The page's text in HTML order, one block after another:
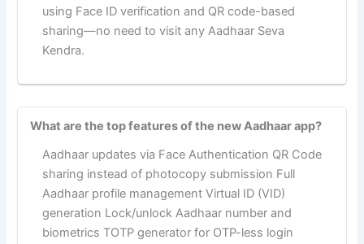
using Face ID verification and QR code-based
sharing—no need to visit any Aadhaar Seva
Kendra.
What are the top features of the new Aadhaar app?
Aadhaar updates via Face Authentication QR Code
sharing instead of photocopy submission Full
Aadhaar profile management Virtual ID (VID)
generation Lock/unlock Aadhaar number and
biometrics TOTP generator for OTP-less login